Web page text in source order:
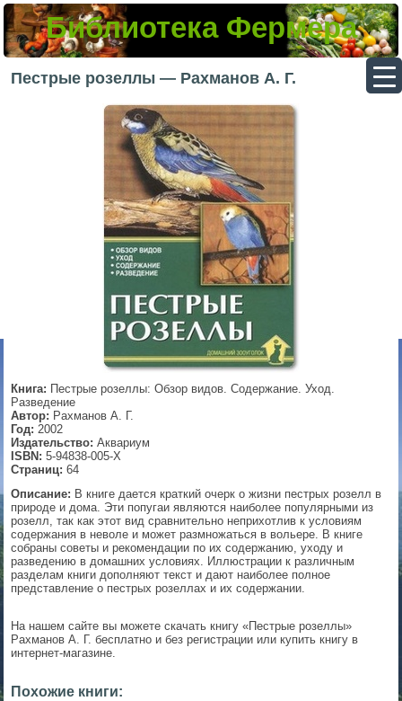
Библиотека Фермера
Пестрые розеллы — Рахманов А. Г.
Книга: Пестрые розеллы: Обзор видов. Содержание. Уход.
Разведение
Автор: Рахманов А. Г.
Год: 2002
Издательство: Аквариум
ISBN: 5-94838-005-X
Страниц: 64
Описание: В книге дается краткий очерк о жизни пестрых розелл в
природе и дома. Эти попугаи являются наиболее популярными из
розелл, так как этот вид сравнительно неприхотлив к условиям
содержания в неволе и может размножаться в вольере. В книге
собраны советы и рекомендации по их содержанию, уходу и
разведению в домашних условиях. Иллюстрации к различным
разделам книги дополняют текст и дают наиболее полное
представление о пестрых розеллах и их содержании.
На нашем сайте вы можете скачать книгу «Пестрые розеллы»
Рахманов А. Г. бесплатно и без регистрации или купить книгу в
интернет-магазине.
Похожие книги:
▼
▼
▼
▼